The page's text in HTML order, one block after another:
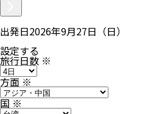
出発日2026年9月27日（日）
設定する
旅行日数 ※
方面※
国※